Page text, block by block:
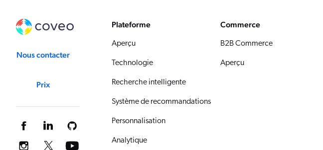
Nous contacter
Prix
Plateforme
Aperçu
Technologie
Recherche intelligente
Système de recommandations
Personnalisation
Analytique
Commerce
B2B Commerce
Aperçu